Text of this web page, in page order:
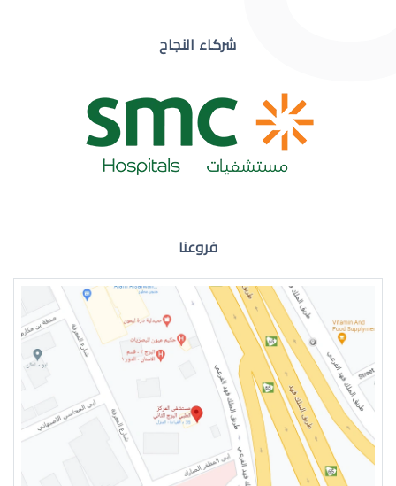
ضعف نظر مفاجئ
ضعف نظر في العين اليسرى
شركاء النجاح
فروعنا